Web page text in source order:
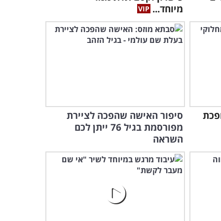
4:51
מיוחד...
סיפור האישה שהפכה לציירת
מפורסמת בגיל 76 ייתן לכם
השראה